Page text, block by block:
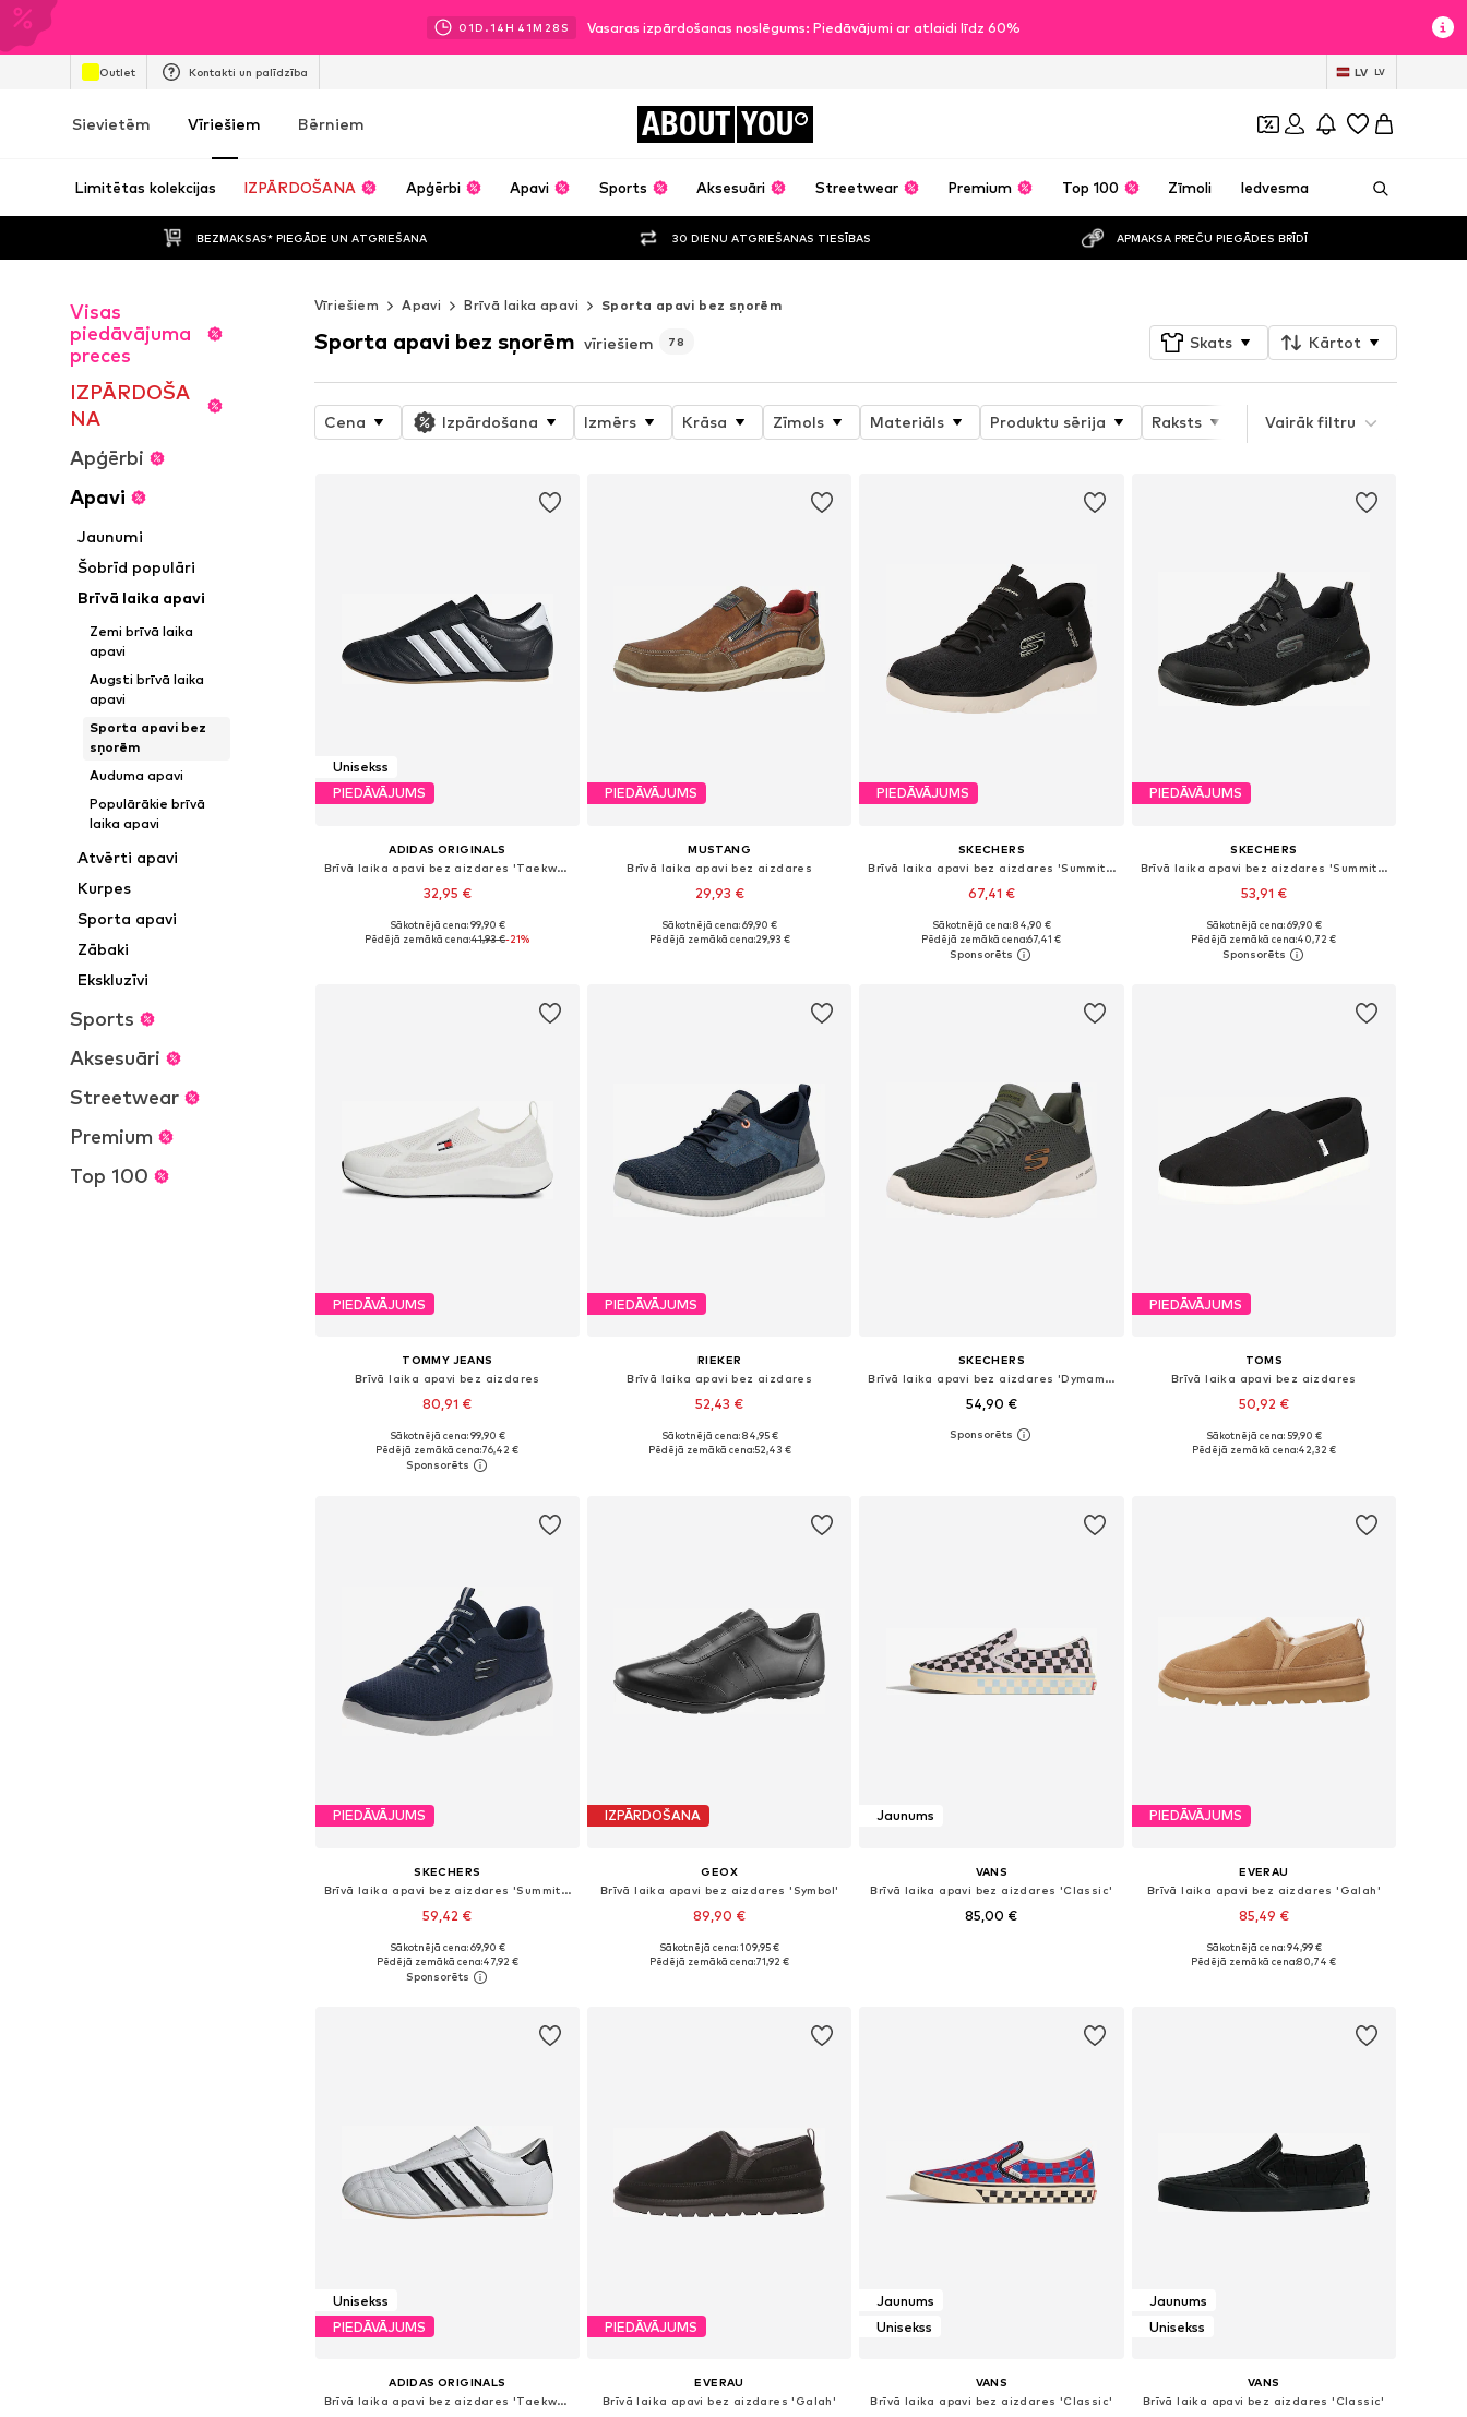
01D.14H 41M 27 S Vasaras izpārdošanas noslēgums: Piedāvājumi ar atlaidi līdz 60%
Outlet Kontakti un palīdzība LV LV
Sievietēm Vīriešiem Bērniem ABOUT YOU
Limitētas kolekcijas IZPĀRDOŠANA Apģērbi Apavi Sports Aksesuāri Streetwear Premium Top 100 Zīmoli Iedvesma
BEZMAKSAS* PIEGĀDE UN ATGRIEŠANA 30 DIENU ATGRIEŠANAS TIESĪBAS APMAKSA PREČU PIEGĀDES BRĪDĪ
Visas
piedāvājuma
preces
IZPĀRDOŠA
NA
Apģērbi
Apavi
Jaunumi
Šobrīd populāri
Brīvā laika apavi
Zemi brīvā laika
apavi
Augsti brīvā laika
apavi
Sporta apavi bez
sņorēm
Auduma apavi
Populārākie brīvā
laika apavi
Atvērti apavi
Kurpes
Sporta apavi
Zābaki
Ekskluzīvi
Sports
Aksesuāri
Streetwear
Premium
Top 100
Vīriešiem Apavi Brīvā laika apavi Sporta apavi bez sņorēm
Sporta apavi bez sņorēm vīriešiem 78 Skats Kārtot
Cena Izpārdošana Izmērs Krāsa Zīmols Materiāls Produktu sērija Raksts Piemēroti apavi
Vairāk filtru
Unisekss
PIEDĀVĀJUMS
ADIDAS ORIGINALS
Brīvā laika apavi bez aizdares 'Taekwondo'
32,95 €
Pieejams daudzos izmēros
Sākotnējā cena: 99,90 €
Pēdējā zemākā cena:41,93 €-21%
PIEDĀVĀJUMS
MUSTANG
Brīvā laika apavi bez aizdares
29,93 €
Pieejamie izmēri: 40, 41, 42, 43, 44, 45
Sākotnējā cena: 69,90 €
Pēdējā zemākā cena:29,93 €
PIEDĀVĀJUMS
SKECHERS
Brīvā laika apavi bez aizdares 'Summits - Key Pace'
67,41 €
Pieejams daudzos izmēros
Pievienot grozam
Sākotnējā cena: 84,90 €
Pēdējā zemākā cena:67,41 €
PIEDĀVĀJUMS
SKECHERS
Brīvā laika apavi bez aizdares 'Summits'
53,91 €
Pieejamie izmēri: 41, 42, 43, 44, 45
Pievienot grozam
Sākotnējā cena: 69,90 €
Pēdējā zemākā cena:40,72 €
PIEDĀVĀJUMS
TOMMY JEANS
Brīvā laika apavi bez aizdares
80,91 €
Pieejamie izmēri: 40, 41, 42, 43, 44, 45
Pievienot grozam
Sākotnējā cena: 99,90 €
Pēdējā zemākā cena:76,42 €
PIEDĀVĀJUMS
RIEKER
Brīvā laika apavi bez aizdares
52,43 €
Pieejamie izmēri: 40, 41, 43, 44
Sākotnējā cena: 84,95 €
Pēdējā zemākā cena:52,43 €
SKECHERS
Brīvā laika apavi bez aizdares 'Dymamight'
54,90 €
Pieejams daudzos izmēros
PIEDĀVĀJUMS
TOMS
Brīvā laika apavi bez aizdares
50,92 €
Pieejams daudzos izmēros
Sākotnējā cena: 59,90 €
Pēdējā zemākā cena:42,32 €
PIEDĀVĀJUMS
SKECHERS
Brīvā laika apavi bez aizdares 'Summits'
59,42 €
Pieejamie izmēri: 40, 41, 42, 43, 44, 45
Pievienot grozam
Sākotnējā cena: 69,90 €
Pēdējā zemākā cena:47,92 €
IZPĀRDOŠANA
GEOX
Brīvā laika apavi bez aizdares 'Symbol'
89,90 €
Pieejamie izmēri: 41, 42, 43, 44, 45, 46
Sākotnējā cena: 109,95 €
Pēdējā zemākā cena:71,92 €
Jaunums
VANS
Brīvā laika apavi bez aizdares 'Classic'
85,00 €
PIEDĀVĀJUMS
EVERAU
Brīvā laika apavi bez aizdares 'Galah'
85,49 €
Pieejamie izmēri: 42, 43, 44, 45, 46, 47
Sākotnējā cena: 94,99 €
Pēdējā zemākā cena:80,74 €
Unisekss
PIEDĀVĀJUMS
ADIDAS ORIGINALS
Brīvā laika apavi bez aizdares 'Taekwondo'
PIEDĀVĀJUMS
EVERAU
Brīvā laika apavi bez aizdares 'Galah'
Jaunums
Unisekss
VANS
Brīvā laika apavi bez aizdares 'Classic'
Jaunums
Unisekss
VANS
Brīvā laika apavi bez aizdares 'Classic'